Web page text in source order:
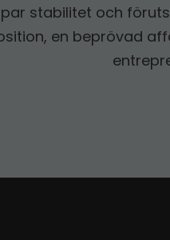
stabilitet och
en beprövad